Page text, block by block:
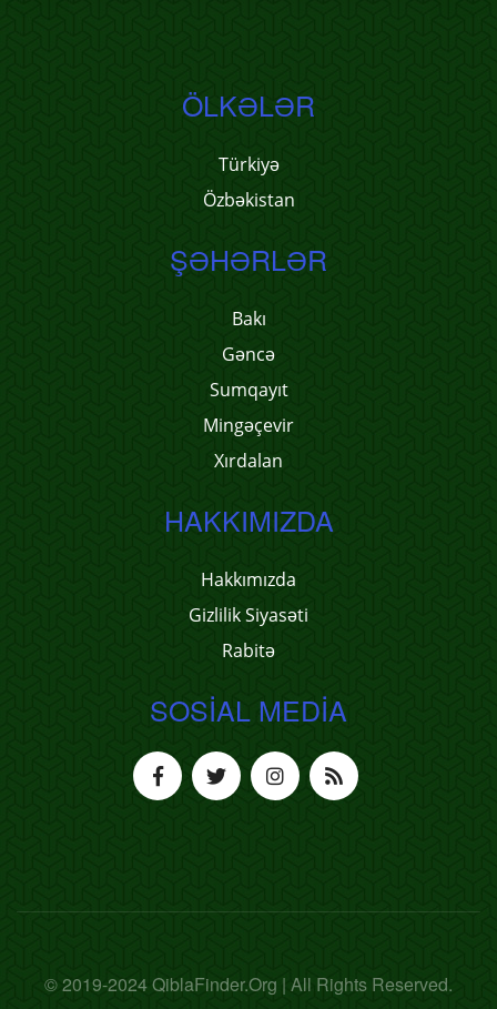
ÖLKƏLƏR
Türkiyə
Özbəkistan
ŞƏHƏRLƏR
Bakı
Gəncə
Sumqayıt
Mingəçevir
Xırdalan
HAKKIMIZDA
Hakkımızda
Gizlilik Siyasəti
Rabitə
SOSIAL MEDIA
© 2019-2024 QiblaFinder.Org | All Rights Reserved.